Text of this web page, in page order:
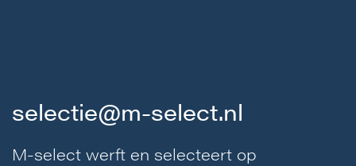
selectie@m-select.nl
M-select werft en selecteert op